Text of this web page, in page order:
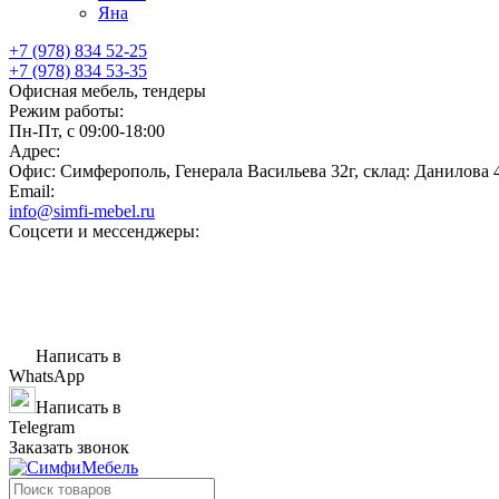
Яна
+7 (978) 834 52-25
+7 (978) 834 53-35
Офисная мебель, тендеры
Режим работы:
Пн-Пт, с 09:00-18:00
Адрес:
Офис: Симферополь, Генерала Васильева 32г, склад: Данилова
Email:
info@simfi-mebel.ru
Соцсети и мессенджеры:
Написать в
WhatsApp
Написать в
Telegram
Заказать звонок